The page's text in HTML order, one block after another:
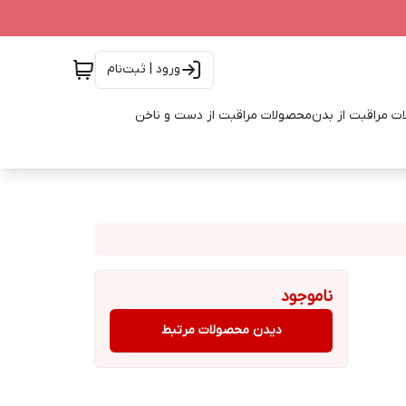
ورود | ثبت‌نام
مراقبت از بدنمحصولات مراقبت از دست و ناخن
ناموجود
دیدن محصولات مرتبط